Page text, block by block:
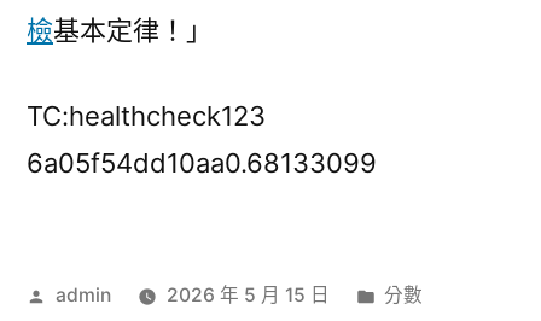
檢基本定律！」
TC:healthcheck123
6a05f54dd10aa0.68133099
作
admin 2026 年 5 月 15 日
分
分數